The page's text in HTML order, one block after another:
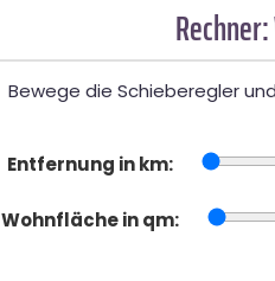
Bewege die Schieberegler
Entfernung in km:
Wohnfläche in qm: